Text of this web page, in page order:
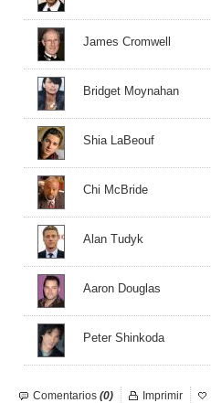
James Cromwell
Bridget Moynahan
Shia LaBeouf
Chi McBride
Alan Tudyk
Aaron Douglas
Peter Shinkoda
Comentarios (0) Imprimir